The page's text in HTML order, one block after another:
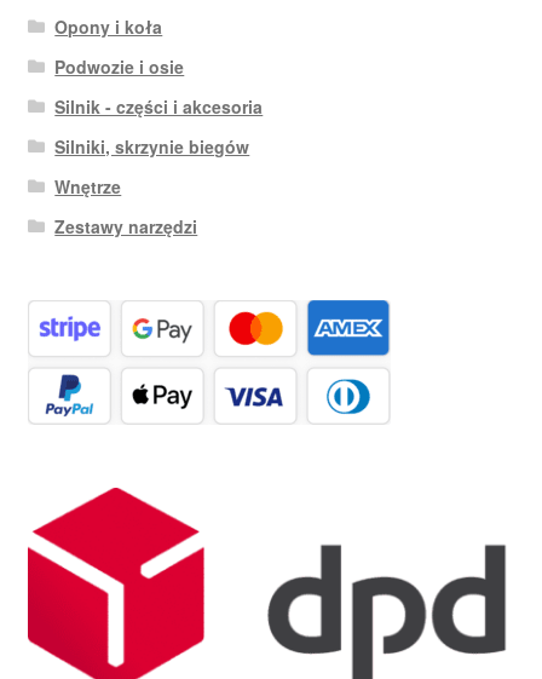
Opony i koła
Podwozie i osie
Silnik - części i akcesoria
Silniki, skrzynie biegów
Wnętrze
Zestawy narzędzi